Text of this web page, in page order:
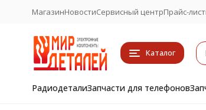
МагазинНовостиСервисный центрПрайс-
Каталог
РадиодеталиЗапчасти для телефонов